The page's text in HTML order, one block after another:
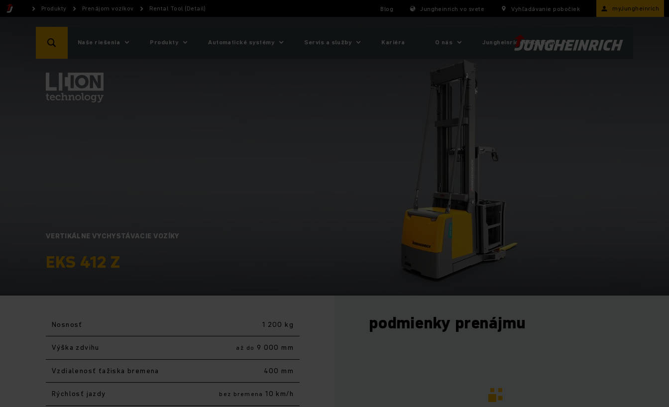
Produkty Prenájom vozíkov Rental Tool (Detail) Blog Jungheinrich vo svete Vyhľadávanie pobočiek myJungheinrich
Naše riešenia Produkty Automatické systémy Servis a služby Kariéra O nás Jungheinrich PROFISHOP
VERTIKÁLNE VYCHYSTÁVACIE VOZÍKY
EKS 412 Z
Nosnosť 1 200 kg
Výška zdvihu až do 9 000 mm
Vzdialenosť ťažiska bremena 400 mm
Rýchlosť jazdy bez bremena 10 km/h
podmienky prenájmu